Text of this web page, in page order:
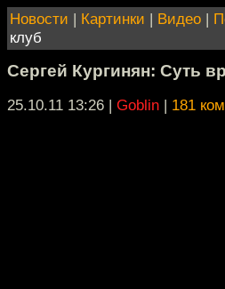
Новости | Картинки | Видео |
клуб
Сергей Кургинян: Суть
25.10.11 13:26 | Goblin | 181